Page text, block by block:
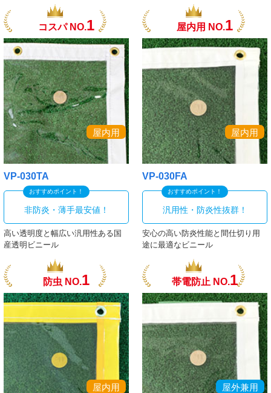
でご利用頂く場合でもご安心してご利用頂けます。又、厚みも
用途に応じて、0.3mm、0.5mmなど使用する場所、用途に応じ
て御選び頂けます。主に工場や倉庫などの工業用としても業務
用としても最適な屋内用の間仕切りシートカーテンや、固定間
仕切り、通路などの出入り口のビニールカーテン、各設備や機
械、棚、ラックなどのカバーとしてもご利用頂けます。透明度
も高いビニール素材ですので視認性も抜群です。
いづれも全ての透明ビニールをお客様に合わせて全品オーダー
メイド・特注対応にて細やかなオプション加工と合わせて製
作・販売を承っております。（生地のカット売りも対応）
以下の透明ビニールシートの中からご希望の素材をお選び頂
き、サイズオーダー、特注カーテンオプション加工などにも対
応の上、卸値価格にて製作を承っております。
コスパ NO.1
屋内用
VP-030TA
おすすめポイント！
非防炎・薄手最安値！
高い透明度と幅広い汎用性ある国
産透明ビニール
屋内用 NO.1
屋内用
VP-030FA
おすすめポイント！
汎用性・防炎性抜群！
安心の高い防炎性能と間仕切り用
途に最適なビニール
防虫 NO.1
屋内用
帯電防止 NO.1
屋外兼用